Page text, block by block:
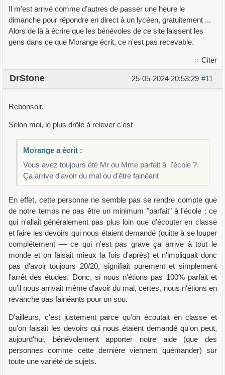
Il m'est arrivé comme d'autres de passer une heure le
dimanche pour répondre en direct à un lycéen, gratuitement ...
Alors de là à écrire que les bénévoles de ce site laissent les
gens dans ce que Morange écrit, ce n'est pas recevable.
Citer
#11
25-05-2024 20:53:29
DrStone
Rebonsoir.
Selon moi, le plus drôle à relever c'est
Morange a écrit :
Vous avez toujours été Mr ou Mme parfait à l'école ?
Ça arrive d'avoir du mal ou d'être fainéant
En effet, cette personne ne semble pas se rendre compte que
de notre temps ne pas être un minimum "parfait" à l'école : ce
qui n'allait généralement pas plus loin que d'écouter en classe
et faire les devoirs qui nous étaient demandé (quitte à se louper
complétement — ce qui n'est pas grave ça arrive à tout le
monde et on faisait mieux la fois d'après) et n'impliquait donc
pas d'avoir toujours 20/20, signifiait purement et simplement
l'arrêt des études. Donc, si nous n'étions pas 100% parfait et
qu’il nous arrivait même d'avoir du mal, certes, nous n'étions en
revanche pas fainéants pour un sou.
D'ailleurs, c'est justement parce qu'on écoutait en classe et
qu'on faisait les devoirs qui nous étaient demandé qu'on peut,
aujourd'hui, bénévolement apporter notre aide (que des
personnes comme cette dernière viennent quémander) sur
toute une variété de sujets.